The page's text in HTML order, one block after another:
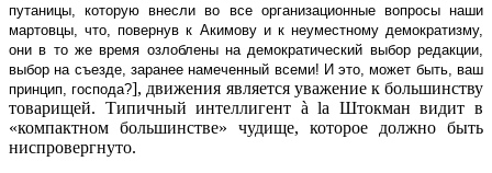
путаницы, которую внесли во все организационные вопросы наши
мартовцы, что, повернув к Акимову и к неуместному демократизму,
они в то же время озлоблены на демократический выбор редакции,
выбор на съезде, заранее намеченный всеми! И это, может быть, ваш
принцип, господа?], движения является уважение к большинству
товарищей. Типичный интеллигент à la Штокман видит в
«компактном большинстве» чудище, которое должно быть
ниспровергнуто.